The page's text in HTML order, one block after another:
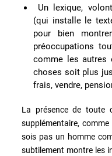
Un lexique,
(qui installe le
pour bien
préoccupations
comme les autres
choses soit plus
frais, vendre,
La présence de toute
supplémentaire, comme
sois pas un homme
subtilement montre les